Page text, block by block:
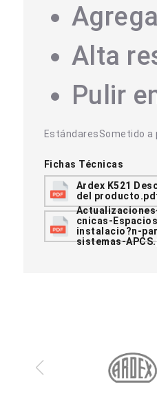
Alta
Pulir
EstándaresSometido a
Fichas Técnicas
Ardex K521
del
cnicas-
instalacio?n-
sistemas-